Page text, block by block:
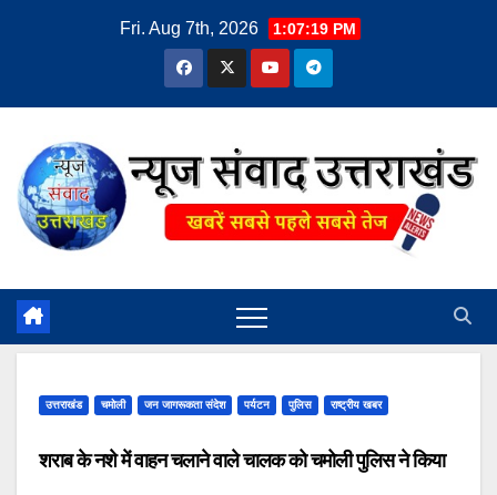
Fri. Aug 7th, 2026 1:07:20 PM
उत्तराखंड चमोली जन जागरूकता संदेश पर्यटन पुलिस राष्ट्रीय खबर
शराब के नशे में वाहन चलाने वाले चालक को चमोली पुलिस ने किया